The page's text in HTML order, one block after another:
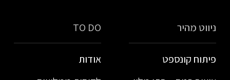
ניווט מהיר
פיתוח קונספט
TO DO
אודות